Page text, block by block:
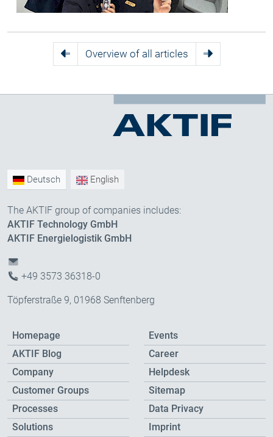
Overview of all articles
Deutsch English
The AKTIF group of companies includes:
AKTIF Technology GmbH
AKTIF Energielogistik GmbH
+49 3573 36318-0
Töpferstraße 9, 01968 Senftenberg
Homepage
AKTIF Blog
Company
Customer Groups
Processes
Solutions
Events
Career
Helpdesk
Sitemap
Data Privacy
Imprint